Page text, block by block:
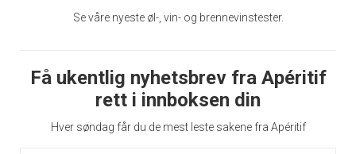
Se våre nyeste øl-, vin- og brennevinstester.
Få ukentlig nyhetsbrev fra Apéritif
rett i innboksen din
Hver søndag får du de mest leste sakene fra Apéritif